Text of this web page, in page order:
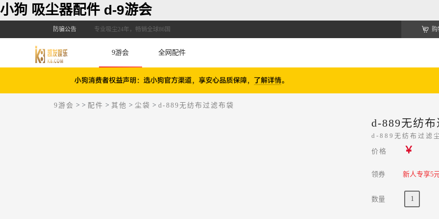
小狗 吸尘器配件 d-9游会
防骗公告 专业吸尘24年，畅销全球86国 购
9游会 全网配件
9游会 > > 配件 > 其他 > 尘袋 > d-889无纺布过滤布袋
d-889无纺
d-889无纺布过滤
价格 ￥
领券 新人专享5
数量